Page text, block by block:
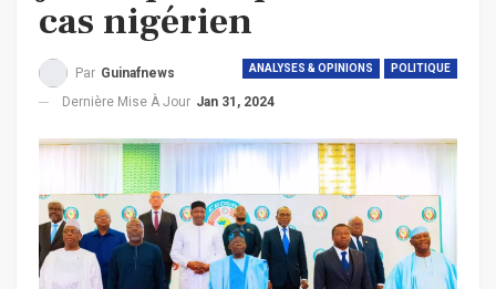
cas nigérien
ANALYSES & OPINIONS POLITIQUE
Par Guinafnews
Dernière Mise À Jour Jan 31, 2024